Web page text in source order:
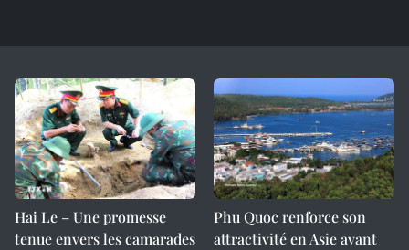
Hai Le – Une promesse
tenue envers les camarades
Phu Quoc renforce son
attractivité en Asie avant